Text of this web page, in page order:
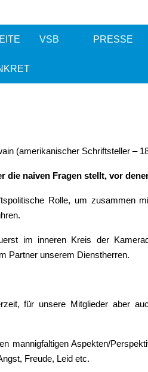
VSB PRESSE
(amerikanischer Schriftsteller –
die naiven Fragen stellt, vor
Rolle, um zusammen
im inneren Kreis der
Partner unserem Dienstherren.
für unsere Mitglieder aber
mannigfaltigen Aspekten/
Freude, Leid etc.